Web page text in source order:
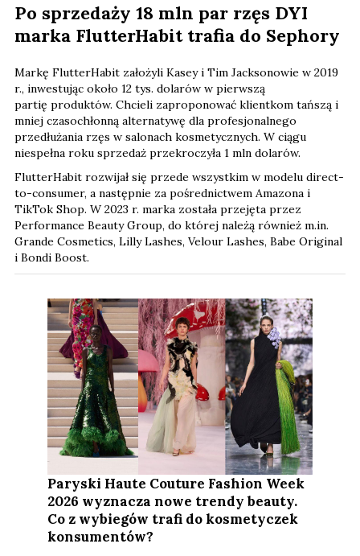
Po sprzedaży 18 mln par rzęs DYI
marka FlutterHabit trafia do Sephory
Markę FlutterHabit założyli Kasey i Tim Jacksonowie w 2019
r., inwestując około 12 tys. dolarów w pierwszą
partię produktów. Chcieli zaproponować klientkom tańszą i
mniej czasochłonną alternatywę dla profesjonalnego
przedłużania rzęs w salonach kosmetycznych. W ciągu
niespełna roku sprzedaż przekroczyła 1 mln dolarów.
FlutterHabit rozwijał się przede wszystkim w modelu direct-
to-consumer, a następnie za pośrednictwem Amazona i
TikTok Shop. W 2023 r. marka została przejęta przez
Performance Beauty Group, do której należą również m.in.
Grande Cosmetics, Lilly Lashes, Velour Lashes, Babe Original
i Bondi Boost.
Paryski Haute Couture Fashion Week
2026 wyznacza nowe trendy beauty.
Co z wybiegów trafi do kosmetyczek
konsumentów?